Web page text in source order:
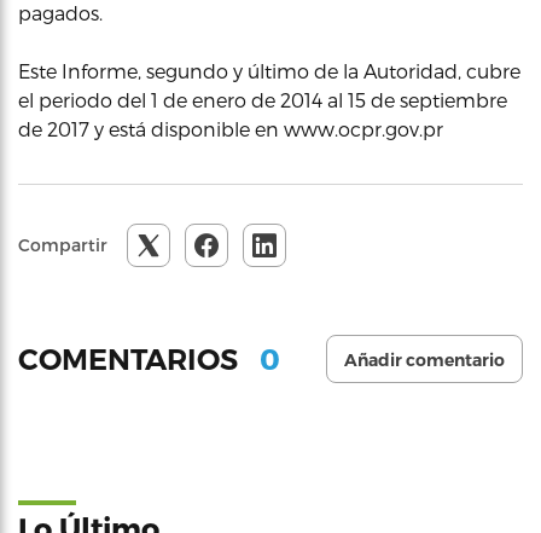
pagados.
Este Informe, segundo y último de la Autoridad, cubre
el periodo del 1 de enero de 2014 al 15 de septiembre
de 2017 y está disponible en www.ocpr.gov.pr
Compartir
COMENTARIOS 0 Añadir comentario